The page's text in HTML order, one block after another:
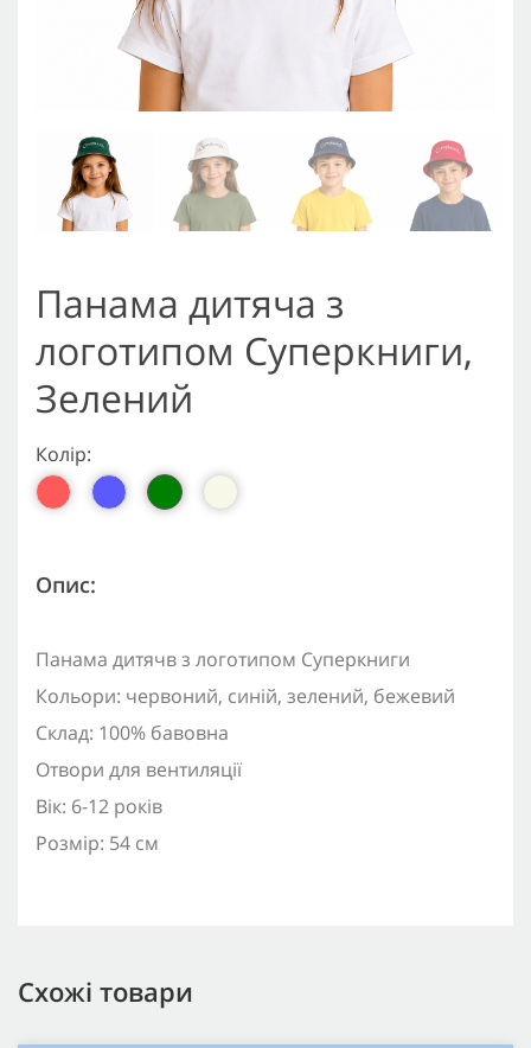
Панама дитяча з
логотипом Суперкниги,
Зелений
Колір:
Опис:
Панама дитячв з логотипом Суперкниги
Кольори: червоний, синій, зелений, бежевий
Склад: 100% бавовна
Отвори для вентиляції
Вік: 6-12 років
Розмір: 54 см
Схожі товари